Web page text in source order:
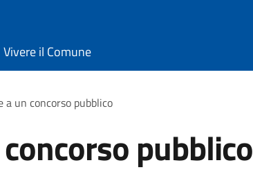
Vivere il Comune
a un concorso pubblico
pubblico